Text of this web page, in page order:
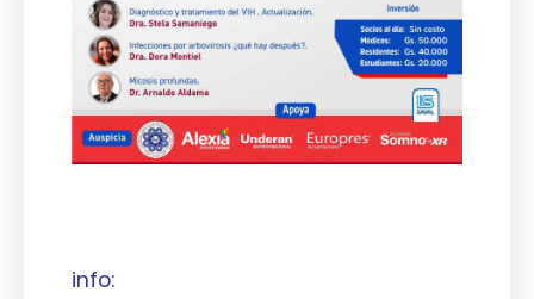
info: